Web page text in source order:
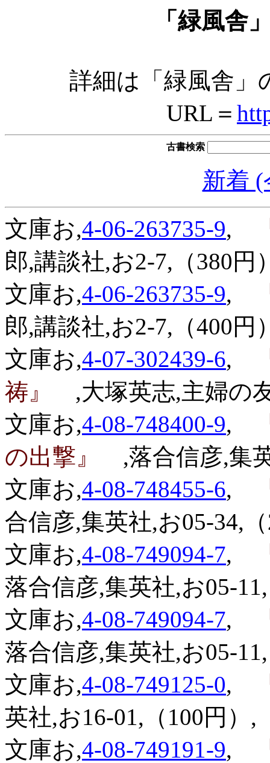
「緑風舎
詳細は「緑風舎」
URL＝
古書検索
新着
文庫お,4-06-263735-9,
郎,講談社,お2-7,（380円
文庫お,4-06-263735-9,
郎,講談社,お2-7,（400円
文庫お,4-07-302439-6,
祷』 ,大塚英志,主婦の
文庫お,4-08-748400-9,
の出撃』 ,落合信彦,集
文庫お,4-08-748455-6,
合信彦,集英社,お05-34,
文庫お,4-08-749094-7,
落合信彦,集英社,お05-
文庫お,4-08-749094-7,
落合信彦,集英社,お05-
文庫お,4-08-749125-0,
英社,お16-01,（100円）,
文庫お,4-08-749191-9,